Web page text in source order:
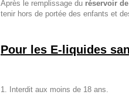
Après le remplissage du réservoir
tenir hors de portée des enfants et
Pour les E-liquides
Interdit aux moins de 18 ans.